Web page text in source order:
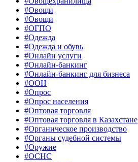
#Овощи
#Овощи
#ОГПО
#Одежда
#Одежда и обувь
#Онлайн услуги
#Онлайн-банкинг
#Онлайн-банкинг для бизнеса
#ООН
#Опрос
#Опрос населения
#Оптовая торговля
#Оптовая торговля в Казахстане
#Органическое производство
#Органы судебной системы
#Оружие
#ОСНС